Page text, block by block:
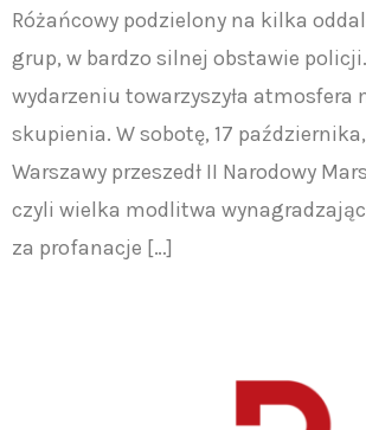
Różańcowy podzielony na kilka
grup, w bardzo silnej obstawie policji.
wydarzeniu towarzyszyła atmosfera
skupienia. W sobotę, 17
Warszawy przeszedł II Narodowy
czyli wielka modlitwa
za profanacje […]